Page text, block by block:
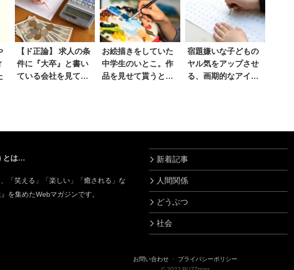
【ド正論】 求人の条
件に『大卒』と書い
ている会社を見て、
お絵描きをしていた
中学生のいとこ。作
品を見せて貰うと…
宿題嫌いな子どもの
ヤル気をアップさせ
る、画期的なアイデ
とは…
「笑える」「楽しい」「癒される」な
を集めたWebマガジンです。
新着記事
人間関係
どうぶつ
社会
お問い合わせ ・ プライバシーポリシー